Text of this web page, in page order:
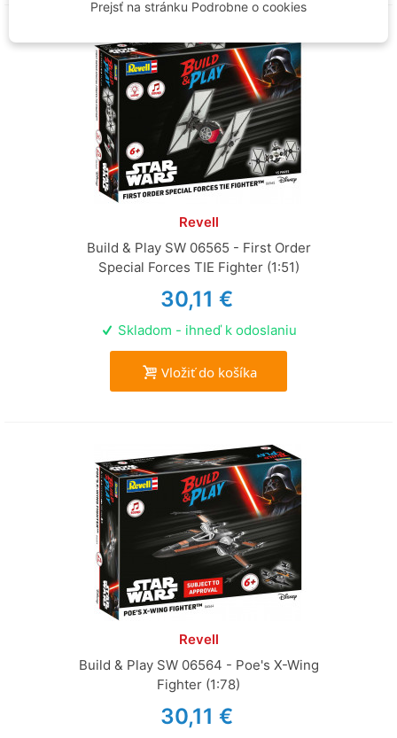
Revell
Build & Play SW 06565 - First Order
Special Forces TIE Fighter (1:51)
30,11 €
Skladom - ihneď k odoslaniu
Vložiť do košíka
Revell
Build & Play SW 06564 - Poe's X-Wing
Fighter (1:78)
30,11 €
Prejsť na stránku Podrobne o cookies